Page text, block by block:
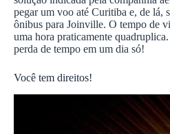
pegar um voo até Curitiba e, de lá,
ônibus para Joinville. O tempo de
uma hora praticamente
perda de tempo em um dia só!
Você tem direitos!